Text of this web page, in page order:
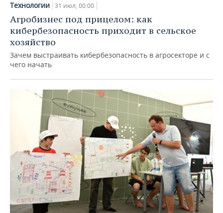
Технологии 31 июл, 00:00
Агробизнес под прицелом: как
кибербезопасность приходит в сельское
хозяйство
Зачем выстраивать кибербезопасность в агросекторе и с
чего начать